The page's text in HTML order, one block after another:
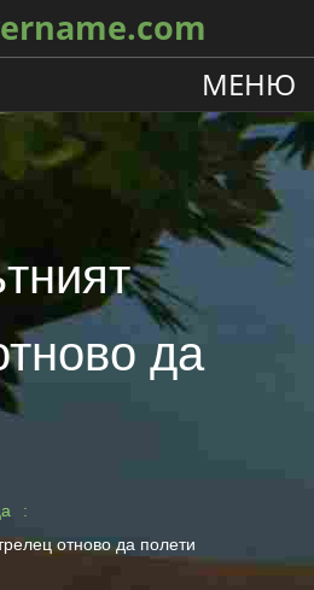
МЕНЮ
да
отново да полети